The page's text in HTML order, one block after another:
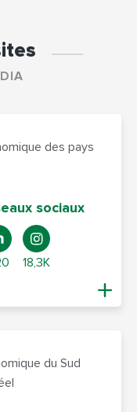
des pays
sociaux
18,3K
du Sud